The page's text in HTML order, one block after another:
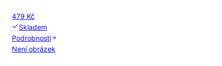
479 Kč
Skladem
Podrobnosti
Není obrázek